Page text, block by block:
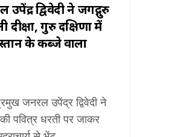
द्विवेदी ने जगद्गुरु
दीक्षा, गुरु दक्षिणा में
के कब्जे वाला
जनरल उपेंद्र द्विवेदी ने
पवित्र धरती पर जाकर